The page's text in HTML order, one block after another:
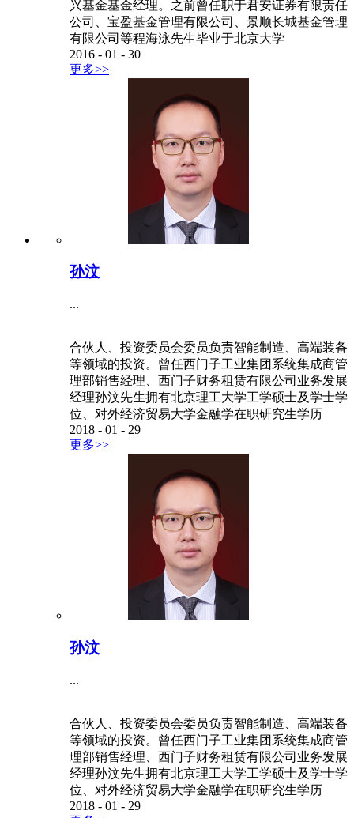
兴基金基金经理。之前曾任职于君安证券有限责任
公司、宝盈基金管理有限公司、景顺长城基金管理
有限公司等程海泳先生毕业于北京大学
2016 - 01 - 30
更多>>
孙汶
...
合伙人、投资委员会委员负责智能制造、高端装备
等领域的投资。曾任西门子工业集团系统集成商管
理部销售经理、西门子财务租赁有限公司业务发展
经理孙汶先生拥有北京理工大学工学硕士及学士学
位、对外经济贸易大学金融学在职研究生学历
2018 - 01 - 29
更多>>
孙汶
...
合伙人、投资委员会委员负责智能制造、高端装备
等领域的投资。曾任西门子工业集团系统集成商管
理部销售经理、西门子财务租赁有限公司业务发展
经理孙汶先生拥有北京理工大学工学硕士及学士学
位、对外经济贸易大学金融学在职研究生学历
2018 - 01 - 29